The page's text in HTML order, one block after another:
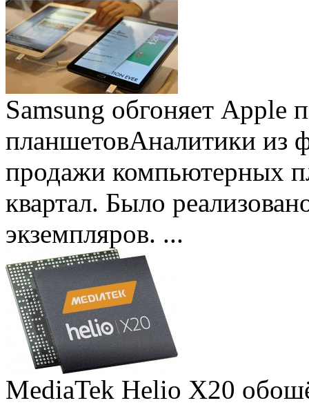
Samsung обгоняет Apple
планшетовАналитики из
продажи компьютерных
квартал. Было
экземпляров. ...
MediaTek Helio X20